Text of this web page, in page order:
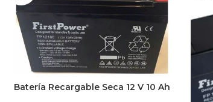
Batería Recargable Seca 12 V 10 Ah